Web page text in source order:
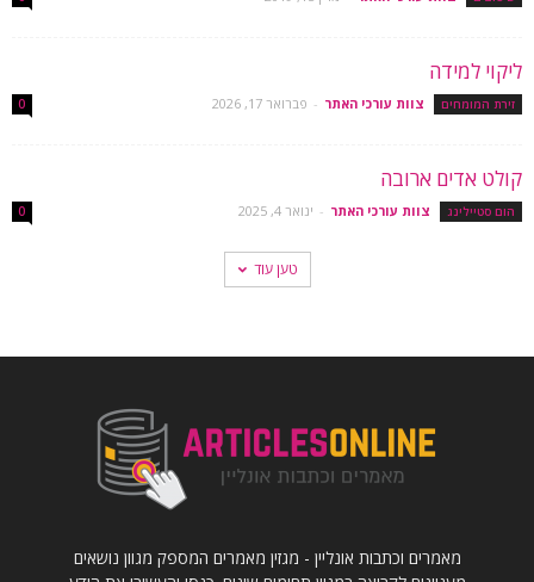
ליקוי למידה
זירת המומחים צוות עורכי האתר - פברואר 17, 2026 0
קולט אדים ארובה
הום סטיילינג צוות עורכי האתר - ינואר 4, 2025 0
טען עוד
מאמרים וכתבות אונליין - מגזין מאמרים המספק מגוון נושאים